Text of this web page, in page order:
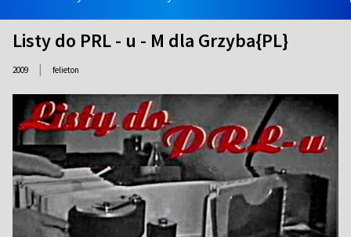
Listy do PRL - u - M dla Grzyba{PL}
2009 | felieton